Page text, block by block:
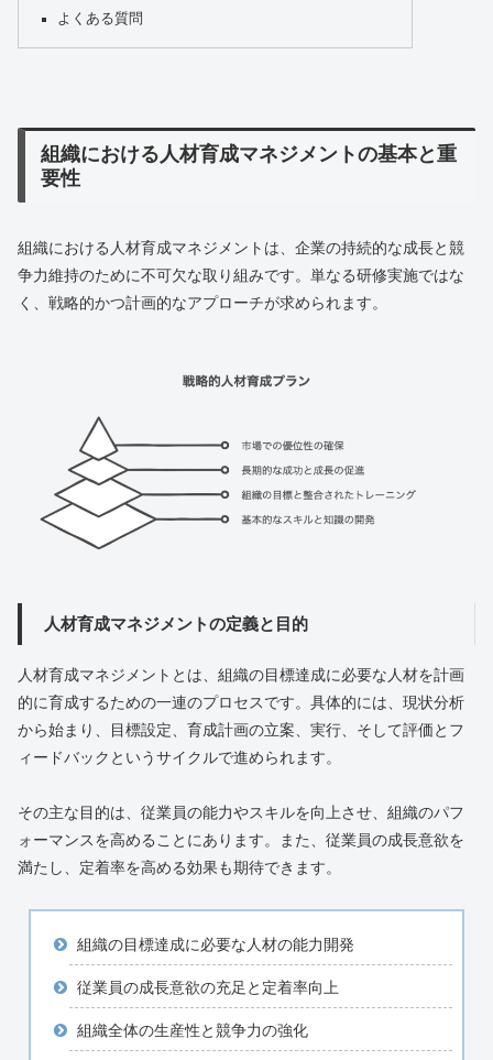
よくある質問
組織における人材育成マネジメントの基本と重
要性
組織における人材育成マネジメントは、企業の持続的な成長と競
争力維持のために不可欠な取り組みです。単なる研修実施ではな
く、戦略的かつ計画的なアプローチが求められます。
人材育成マネジメントの定義と目的
人材育成マネジメントとは、組織の目標達成に必要な人材を計画
的に育成するための一連のプロセスです。具体的には、現状分析
から始まり、目標設定、育成計画の立案、実行、そして評価とフ
ィードバックというサイクルで進められます。
その主な目的は、従業員の能力やスキルを向上させ、組織のパフ
ォーマンスを高めることにあります。また、従業員の成長意欲を
満たし、定着率を高める効果も期待できます。
組織の目標達成に必要な人材の能力開発
従業員の成長意欲の充足と定着率向上
組織全体の生産性と競争力の強化